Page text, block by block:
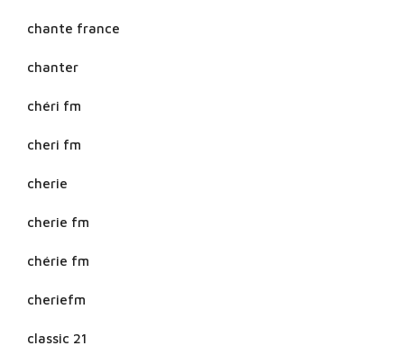
chante france
chanter
chéri fm
cheri fm
cherie
cherie fm
chérie fm
cheriefm
classic 21